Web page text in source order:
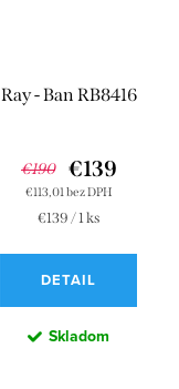
Ray - Ban RB8416
€190
€113,01 bez DPH
€139
Jednotková
€139 / 1 ks
DETAIL
Skladom